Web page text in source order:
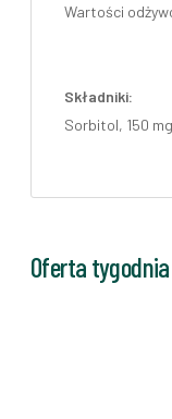
Wartości
Składniki:
Sorbitol, 150
Oferta tygodnia